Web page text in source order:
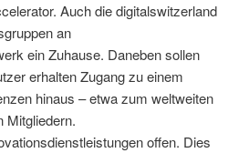
Auch die digitalswitzerland
an
ein Zuhause. Daneben sollen
erhalten Zugang zu einem
hinaus – etwa zum weltweiten
Mitgliedern.
offen. Dies